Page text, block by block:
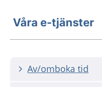
Våra e-tjänster
Av/omboka tid